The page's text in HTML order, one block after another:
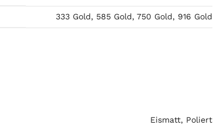
333 Gold, 585 Gold, 750 Gold, 916 Gold
Eismatt, Poliert